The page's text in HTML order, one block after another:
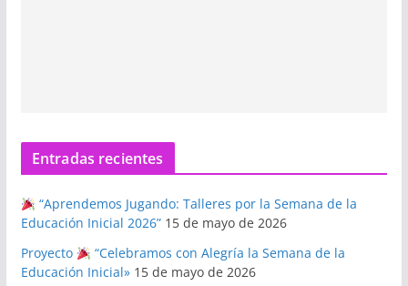
Entradas recientes
“Aprendemos Jugando: Talleres por la Semana de la
Educación Inicial 2026” 15 de mayo de 2026
Proyecto
“Celebramos con Alegría la Semana de la
Educación Inicial» 15 de mayo de 2026